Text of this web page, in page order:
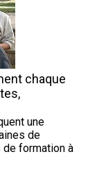
chaque
une
de
formation à